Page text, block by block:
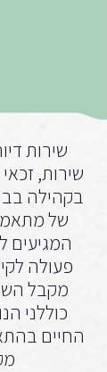
שירות
שירות,
בקהילה
של
המגיעים
פעולה
מקבל
כוללני
החיים